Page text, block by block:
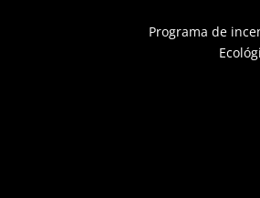
Programa de